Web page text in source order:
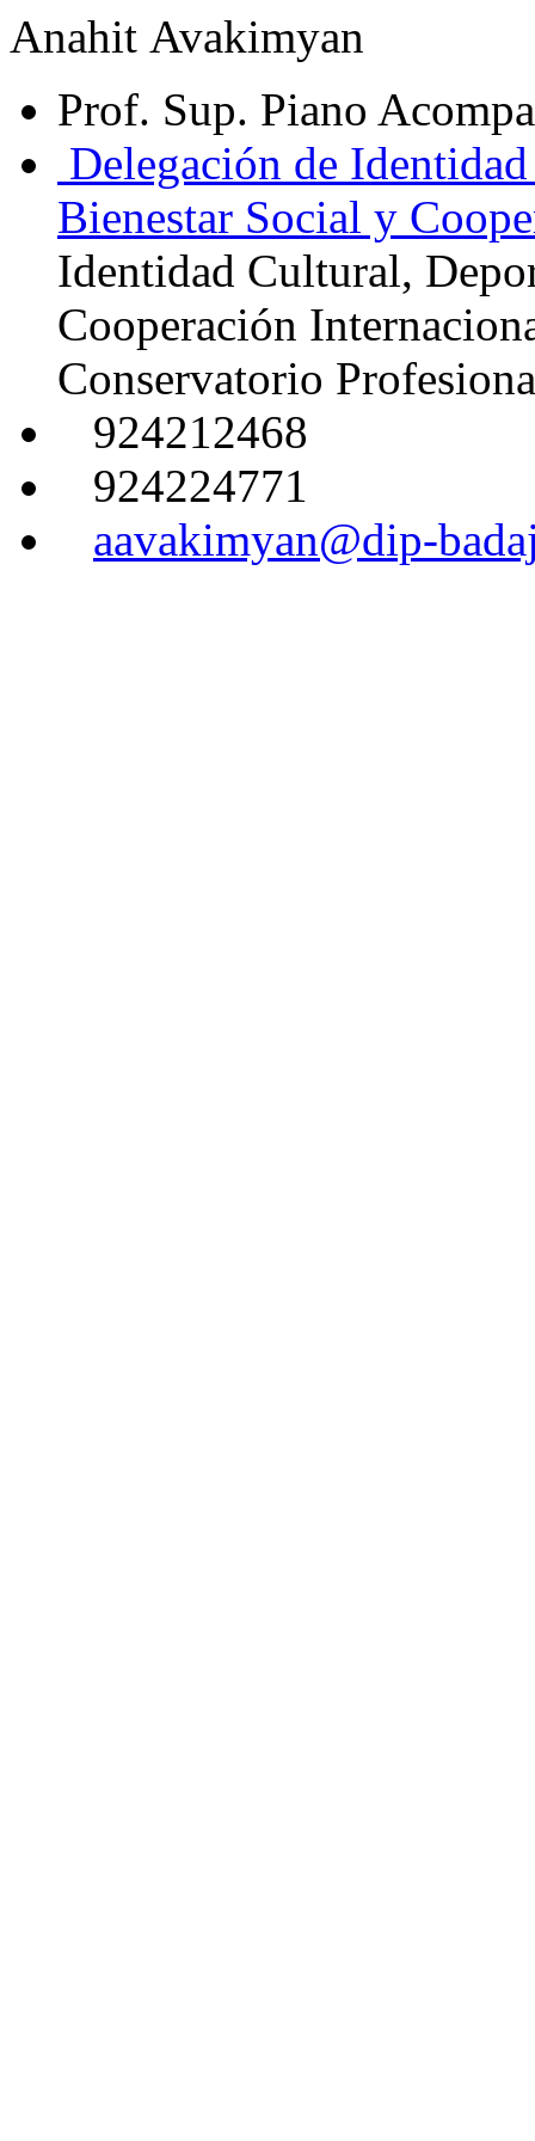
Anahit Avakimyan
Prof. Sup. Piano
Delegación de
Bienestar Social y
Identidad Cultural,
Cooperación
Conservatorio
924212468
924224771
aavakimyan@dip-